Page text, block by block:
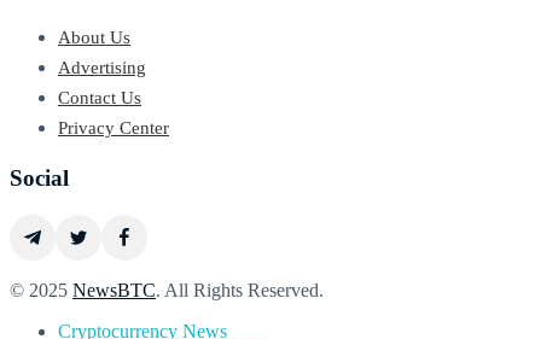
About Us
Advertising
Contact Us
Privacy Center
Social
© 2025 NewsBTC. All Rights Reserved.
Cryptocurrency News